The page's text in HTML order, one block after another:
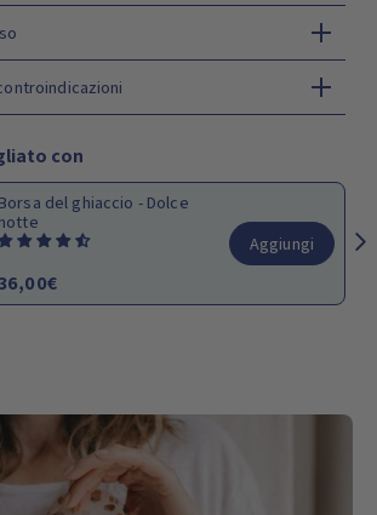
con
Fascia per l'emicrania - Léo
19,90€
Aggiungi